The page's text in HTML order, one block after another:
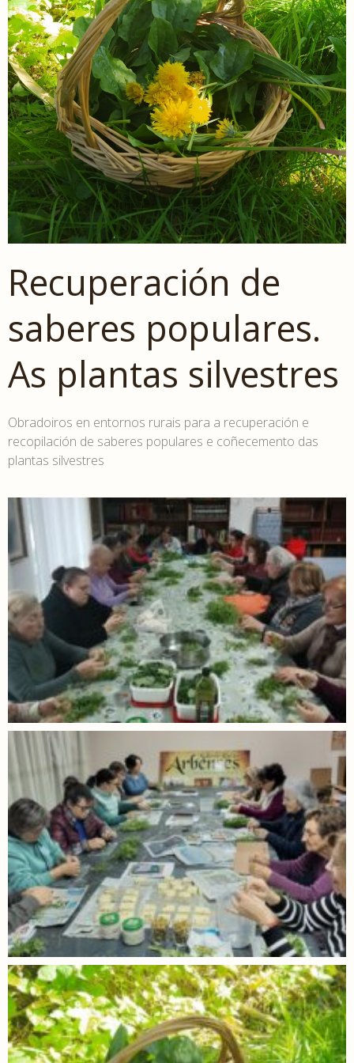
Recuperación de
saberes populares.
As plantas silvestres
Obradoiros en entornos rurais para a recuperación e
recopilación de saberes populares e coñecemento das
plantas silvestres